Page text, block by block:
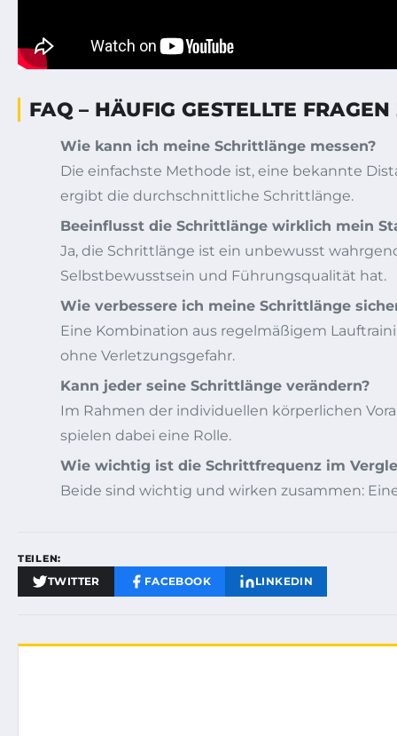
FAQ – HÄUFIG GESTELLTE
Wie kann ich meine Schrittlänge messen?
Die einfachste Methode ist, eine bekannte
ergibt die durchschnittliche Schrittlänge.
Beeinflusst die Schrittlänge wirklich mein
Ja, die Schrittlänge ist ein unbewusst
Selbstbewusstsein und Führungsqualität hat.
Wie verbessere ich meine Schrittlänge
Eine Kombination aus regelmäßigem
ohne Verletzungsgefahr.
Kann jeder seine Schrittlänge verändern?
Im Rahmen der individuellen körperlichen
spielen dabei eine Rolle.
Wie wichtig ist die Schrittfrequenz im
Beide sind wichtig und wirken zusammen:
TEILEN:
TWITTER FACEBOOK LINKEDIN